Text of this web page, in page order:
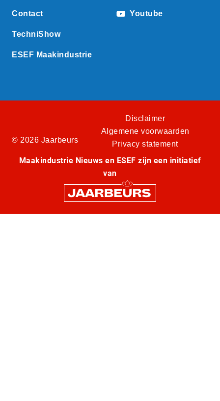
Contact
TechniShow
ESEF Maakindustrie
Youtube
© 2026 Jaarbeurs
Disclaimer
Algemene voorwaarden
Privacy statement
Maakindustrie Nieuws en ESEF zijn een initiatief
van